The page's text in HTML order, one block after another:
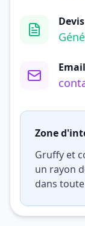
Email
Zone
Gruffy et
un rayon
dans